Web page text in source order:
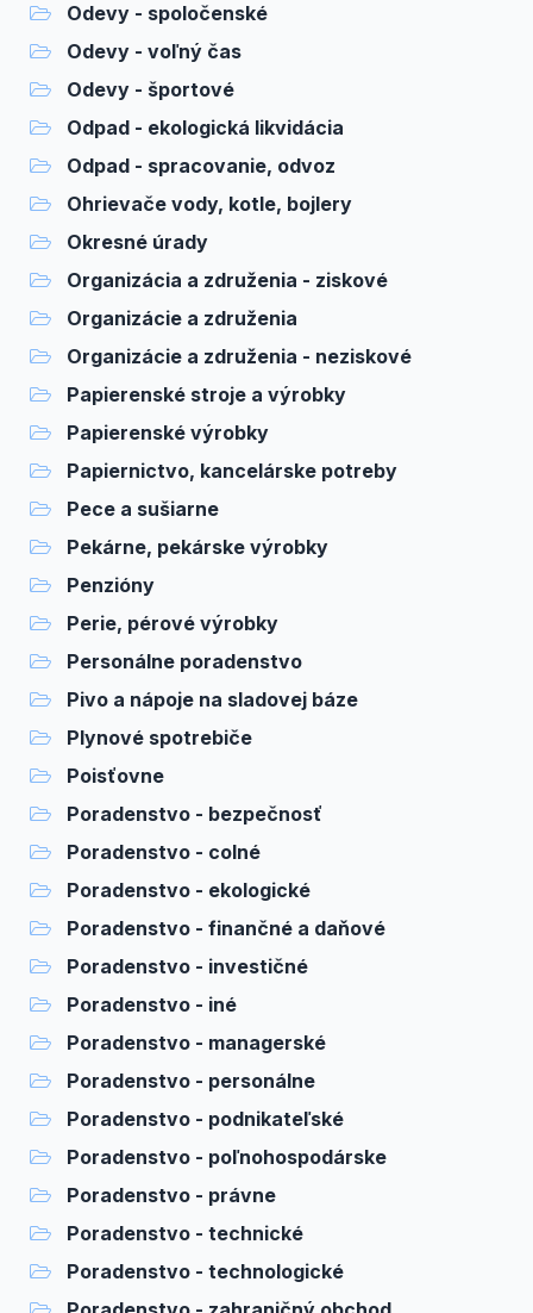
Odevy - spoločenské
Odevy - voľný čas
Odevy - športové
Odpad - ekologická likvidácia
Odpad - spracovanie, odvoz
Ohrievače vody, kotle, bojlery
Okresné úrady
Organizácia a združenia - ziskové
Organizácie a združenia
Organizácie a združenia - neziskové
Papierenské stroje a výrobky
Papierenské výrobky
Papiernictvo, kancelárske potreby
Pece a sušiarne
Pekárne, pekárske výrobky
Penzióny
Perie, pérové výrobky
Personálne poradenstvo
Pivo a nápoje na sladovej báze
Plynové spotrebiče
Poisťovne
Poradenstvo - bezpečnosť
Poradenstvo - colné
Poradenstvo - ekologické
Poradenstvo - finančné a daňové
Poradenstvo - investičné
Poradenstvo - iné
Poradenstvo - managerské
Poradenstvo - personálne
Poradenstvo - podnikateľské
Poradenstvo - poľnohospodárske
Poradenstvo - právne
Poradenstvo - technické
Poradenstvo - technologické